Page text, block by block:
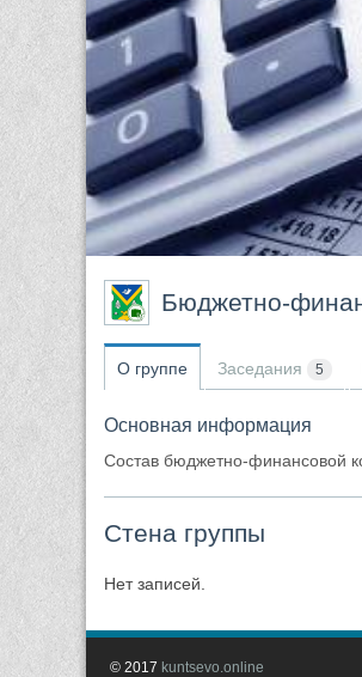
Бюджетно-
О группе Заседания 5
Основная информация
Состав бюджетно-финансовой
Стена группы
Нет записей.
© 2017 kuntsevo.online